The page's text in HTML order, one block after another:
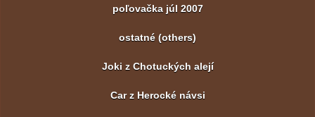
poľovačka júl 2007
ostatné (others)
Joki z Chotuckých alejí
Car z Herocké návsi